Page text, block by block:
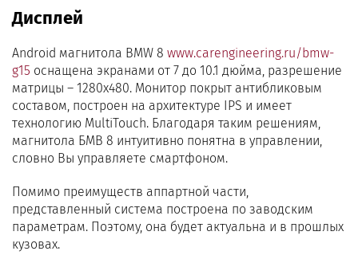
Дисплей
Android магнитола BMW 8 www.carengineering.ru/bmw-
g15 оснащена экранами от 7 до 10.1 дюйма, разрешение
матрицы – 1280х480. Монитор покрыт антибликовым
составом, построен на архитектуре IPS и имеет
технологию MultiTouch. Благодаря таким решениям,
магнитола БМВ 8 интуитивно понятна в управлении,
словно Вы управляете смартфоном.
Помимо преимуществ аппартной части,
представленный система построена по заводским
параметрам. Поэтому, она будет актуальна и в прошлых
кузовах.